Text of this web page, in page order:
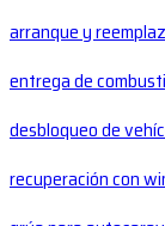
arranque y
entrega de
desbloqueo de
recuperación con